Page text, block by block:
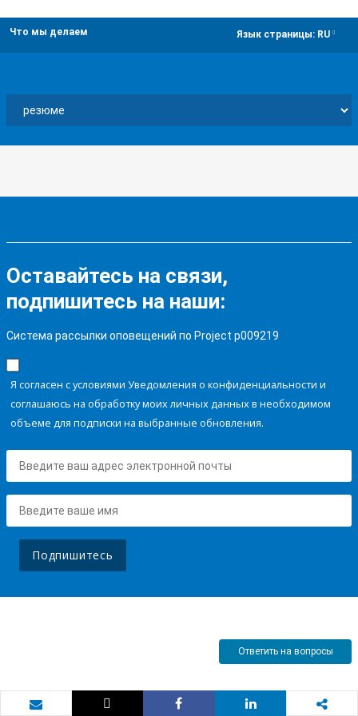
Что мы делаем Язык страницы: RU
Оставайтесь на связи,
подпишитесь на наши:
Система рассылки оповещений по Project p009219
Я согласен с условиями Уведомления о конфиденциальности и
соглашаюсь на обработку моих личных данных в необходимом
объеме для подписки на выбранные обновления.
Подпишитесь
Ответить на вопросы